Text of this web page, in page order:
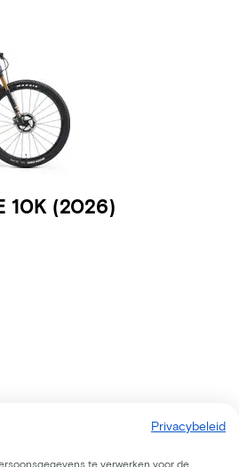
10K (2026)
Privacybeleid
te verwerken voor de